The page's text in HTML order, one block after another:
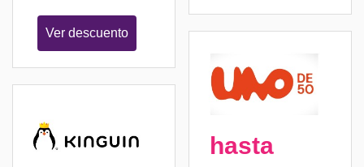
Ver descuento
hasta